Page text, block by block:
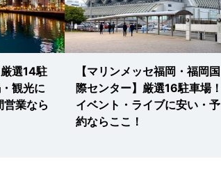
厳選14駐
観光に
業なら
【マリンメッセ福岡・福岡国
際センター】厳選16駐車場！
イベント・ライブに安い・予
約ならここ！